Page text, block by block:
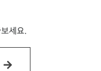
세요.